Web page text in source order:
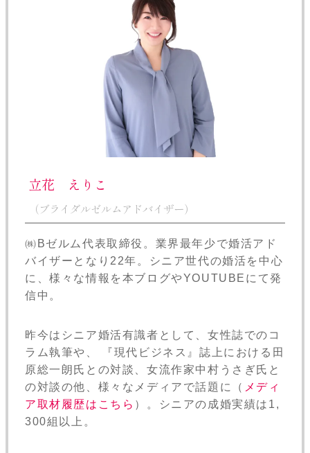
立花 えりこ
（ブライダルゼルムアドバイザー）
㈱Bゼルム代表取締役。業界最年少で婚活アド
バイザーとなり22年。シニア世代の婚活を中心
に、様々な情報を本ブログやYOUTUBEにて発
信中。
昨今はシニア婚活有識者として、女性誌でのコ
ラム執筆や、 『現代ビジネス』誌上における田
原総一朗氏との対談、女流作家中村うさぎ氏と
の対談の他、様々なメディアで話題に（ メディ
ア取材履歴はこちら ）。シニアの成婚実績は1,
300組以上。